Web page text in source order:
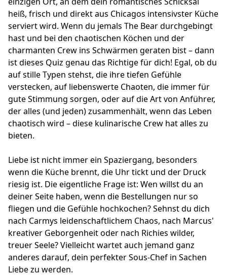
heiß, frisch und direkt aus Chicagos intensivster Küche
serviert wird. Wenn du jemals The Bear durchgebingt
hast und bei den chaotischen Köchen und der
charmanten Crew ins Schwärmen geraten bist – dann
ist dieses Quiz genau das Richtige für dich! Egal, ob du
auf stille Typen stehst, die ihre tiefen Gefühle
verstecken, auf liebenswerte Chaoten, die immer für
gute Stimmung sorgen, oder auf die Art von Anführer,
der alles (und jeden) zusammenhält, wenn das Leben
chaotisch wird – diese kulinarische Crew hat alles zu
bieten.
Liebe ist nicht immer ein Spaziergang, besonders
wenn die Küche brennt, die Uhr tickt und der Druck
riesig ist. Die eigentliche Frage ist: Wen willst du an
deiner Seite haben, wenn die Bestellungen nur so
fliegen und die Gefühle hochkochen? Sehnst du dich
nach Carmys leidenschaftlichem Chaos, nach Marcus'
kreativer Geborgenheit oder nach Richies wilder,
treuer Seele? Vielleicht wartet auch jemand ganz
anderes darauf, dein perfekter Sous-Chef in Sachen
Liebe zu werden.